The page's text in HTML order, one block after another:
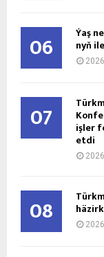
06 Ýaş
nyň
07 işler
etdi
08